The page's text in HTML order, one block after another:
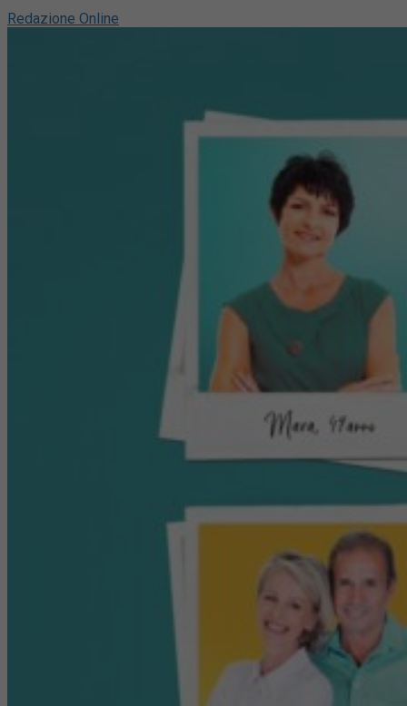
Redazione Online